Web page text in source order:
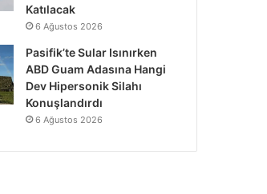
Katılacak
6 Ağustos 2026
Pasifik’te Sular Isınırken
ABD Guam Adasına Hangi
Dev Hipersonik Silahı
Konuşlandırdı
6 Ağustos 2026